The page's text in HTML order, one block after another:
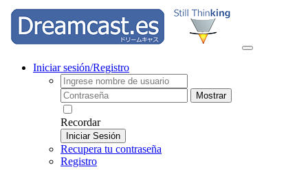
Iniciar sesión/Registro
Mostrar
Recordar
Iniciar Sesión
Recupera tu contraseña
Registro